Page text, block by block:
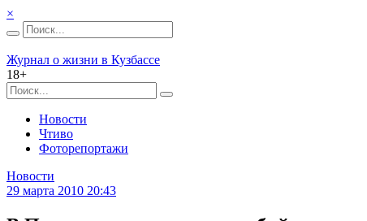
×
Журнал о жизни в Кузбассе
18+
Новости
Чтиво
Фоторепортажи
Новости
29 марта 2010 20:43